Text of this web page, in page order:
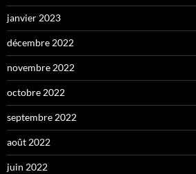
janvier 2023
décembre 2022
novembre 2022
octobre 2022
septembre 2022
août 2022
juin 2022